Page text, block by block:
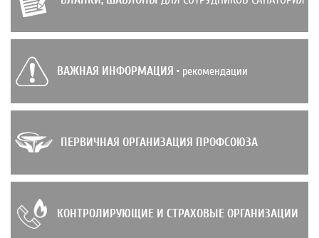
ВАЖНАЯ ИНФОРМАЦИЯ • рекомендации
ПЕРВИЧНАЯ ОРГАНИЗАЦИЯ ПРОФСОЮЗА
КОНТРОЛИРУЮЩИЕ И СТРАХОВЫЕ ОРГАНИЗАЦИИ